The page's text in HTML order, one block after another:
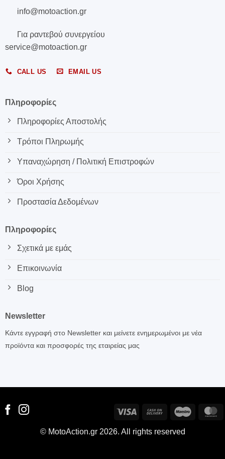
info@motoaction.gr
Για ραντεβού συνεργείου
service@motoaction.gr
CALL US EMAIL US
Πληροφορίες
Πληροφορίες Αποστολής
Τρόποι Πληρωμής
Υπαναχώρηση / Πολιτική Επιστροφών
Όροι Χρήσης
Προστασία Δεδομένων
Πληροφορίες
Σχετικά με εμάς
Επικοινωνία
Blog
Newsletter
Κάντε εγγραφή στο Newsletter και μείνετε ενημερωμένοι με νέα
προϊόντα και προσφορές της εταιρείας μας
© MotoAction.gr 2026. All rights reserved
Visa
Cash
Delivery
Maestro